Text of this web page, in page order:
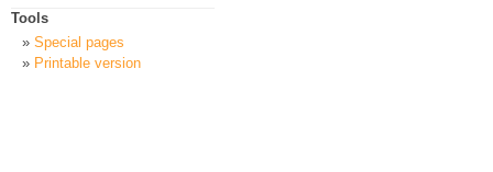
Tools
Special pages
Printable version